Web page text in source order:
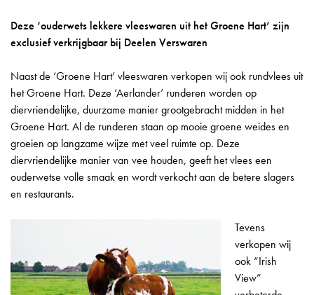
Deze ‘ouderwets lekkere vleeswaren uit het Groene Hart’ zijn
exclusief verkrijgbaar bij Deelen Verswaren
Naast de ‘Groene Hart’ vleeswaren verkopen wij ook rundvlees uit
het Groene Hart. Deze ‘Aerlander’ runderen worden op
diervriendelijke, duurzame manier grootgebracht midden in het
Groene Hart. Al de runderen staan op mooie groene weides en
groeien op langzame wijze met veel ruimte op. Deze
diervriendelijke manier van vee houden, geeft het vlees een
ouderwetse volle smaak en wordt verkocht aan de betere slagers
en restaurants.
Tevens
verkopen wij
ook “Irish
View”